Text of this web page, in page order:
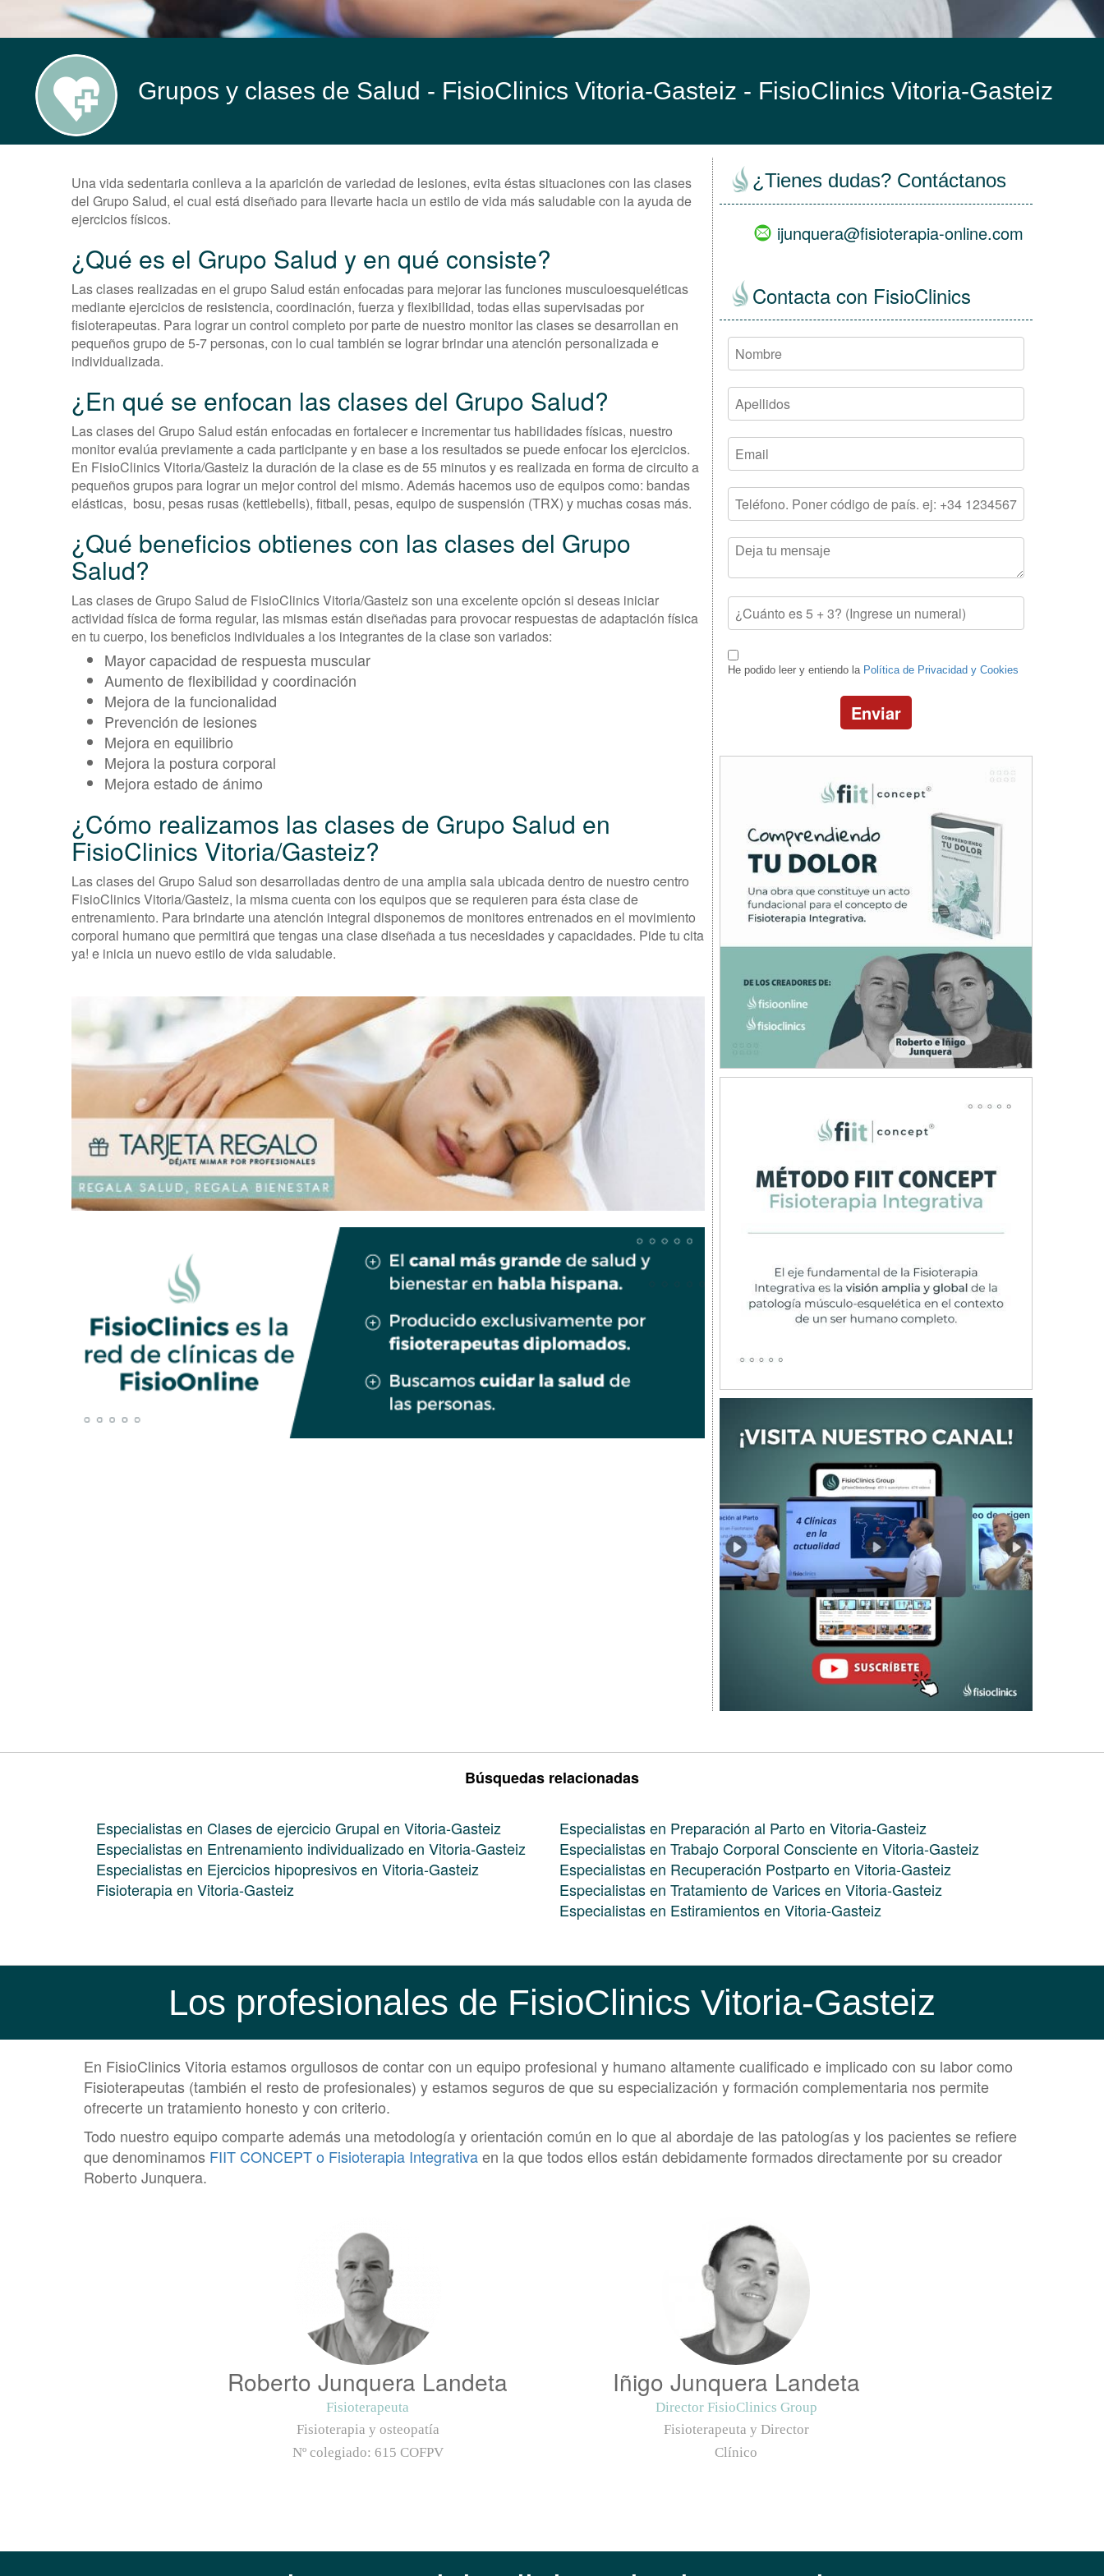
Grupos y clases de Salud - FisioClinics Vitoria-Gasteiz - FisioClinics Vitoria-Gasteiz
Una vida sedentaria conlleva a la aparición de variedad de lesiones, evita éstas situaciones con las clases
del Grupo Salud, el cual está diseñado para llevarte hacia un estilo de vida más saludable con la ayuda de
ejercicios físicos.
¿Qué es el Grupo Salud y en qué consiste?
Las clases realizadas en el grupo Salud están enfocadas para mejorar las funciones musculoesqueléticas
mediante ejercicios de resistencia, coordinación, fuerza y flexibilidad, todas ellas supervisadas por
fisioterapeutas. Para lograr un control completo por parte de nuestro monitor las clases se desarrollan en
pequeños grupo de 5-7 personas, con lo cual también se lograr brindar una atención personalizada e
individualizada.
¿En qué se enfocan las clases del Grupo Salud?
Las clases del Grupo Salud están enfocadas en fortalecer e incrementar tus habilidades físicas, nuestro
monitor evalúa previamente a cada participante y en base a los resultados se puede enfocar los ejercicios.
En FisioClinics Vitoria/Gasteiz la duración de la clase es de 55 minutos y es realizada en forma de circuito a
pequeños grupos para lograr un mejor control del mismo. Además hacemos uso de equipos como: bandas
elásticas, bosu, pesas rusas (kettlebells), fitball, pesas, equipo de suspensión (TRX) y muchas cosas más.
¿Qué beneficios obtienes con las clases del Grupo
Salud?
Las clases de Grupo Salud de FisioClinics Vitoria/Gasteiz son una excelente opción si deseas iniciar
actividad física de forma regular, las mismas están diseñadas para provocar respuestas de adaptación física
en tu cuerpo, los beneficios individuales a los integrantes de la clase son variados:
Mayor capacidad de respuesta muscular
Aumento de flexibilidad y coordinación
Mejora de la funcionalidad
Prevención de lesiones
Mejora en equilibrio
Mejora la postura corporal
Mejora estado de ánimo
¿Cómo realizamos las clases de Grupo Salud en
FisioClinics Vitoria/Gasteiz?
Las clases del Grupo Salud son desarrolladas dentro de una amplia sala ubicada dentro de nuestro centro
FisioClinics Vitoria/Gasteiz, la misma cuenta con los equipos que se requieren para ésta clase de
entrenamiento. Para brindarte una atención integral disponemos de monitores entrenados en el movimiento
corporal humano que permitirá que tengas una clase diseñada a tus necesidades y capacidades. Pide tu cita
ya! e inicia un nuevo estilo de vida saludable.
¿Tienes dudas? Contáctanos
ijunquera@fisioterapia-online.com
Contacta con FisioClinics
He podido leer y entiendo la Política de Privacidad y Cookies
Enviar
Búsquedas relacionadas
Especialistas en Clases de ejercicio Grupal en Vitoria-Gasteiz
Especialistas en Entrenamiento individualizado en Vitoria-Gasteiz
Especialistas en Ejercicios hipopresivos en Vitoria-Gasteiz
Fisioterapia en Vitoria-Gasteiz
Especialistas en Preparación al Parto en Vitoria-Gasteiz
Especialistas en Trabajo Corporal Consciente en Vitoria-Gasteiz
Especialistas en Recuperación Postparto en Vitoria-Gasteiz
Especialistas en Tratamiento de Varices en Vitoria-Gasteiz
Especialistas en Estiramientos en Vitoria-Gasteiz
Los profesionales de FisioClinics Vitoria-Gasteiz
En FisioClinics Vitoria estamos orgullosos de contar con un equipo profesional y humano altamente cualificado e implicado con su labor como
Fisioterapeutas (también el resto de profesionales) y estamos seguros de que su especialización y formación complementaria nos permite
ofrecerte un tratamiento honesto y con criterio.
Todo nuestro equipo comparte además una metodología y orientación común en lo que al abordaje de las patologías y los pacientes se refiere
que denominamos FIIT CONCEPT o Fisioterapia Integrativaen la que todos ellos están debidamente formados directamente por su creador
Roberto Junquera.
Roberto Junquera Landeta
Fisioterapeuta
Fisioterapia y osteopatía
Nº colegiado: 615 COFPV
Iñigo Junquera Landeta
Director FisioClinics Group
Fisioterapeuta y Director
Clínico